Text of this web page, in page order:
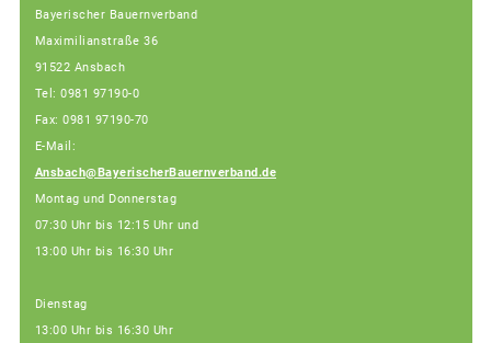
Bayerischer Bauernverband
Maximilianstraße 36
91522 Ansbach
Tel: 0981 97190-0
Fax: 0981 97190-70
E-Mail:
Ansbach@BayerischerBauernverband.de
Montag und Donnerstag
07:30 Uhr bis 12:15 Uhr und
13:00 Uhr bis 16:30 Uhr
Dienstag
13:00 Uhr bis 16:30 Uhr